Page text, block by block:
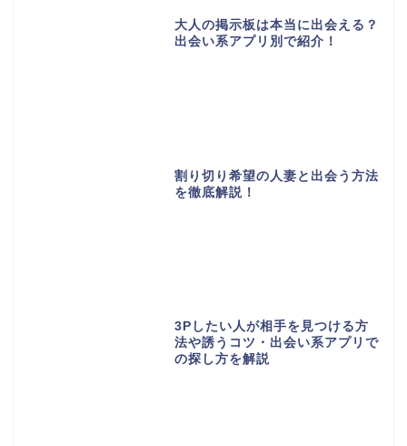
大人の掲示板は本当に出会える？
出会い系アプリ別で紹介！
割り切り希望の人妻と出会う方法
を徹底解説！
3Pしたい人が相手を見つける方
法や誘うコツ・出会い系アプリで
の探し方を解説